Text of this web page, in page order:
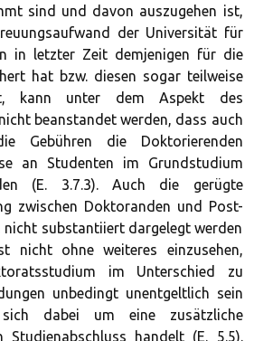
sind und davon auszugehen ist,
der Universität für
in letzter Zeit demjenigen für die
hat bzw. diesen sogar teilweise
kann unter dem Aspekt des
beanstandet werden, dass auch
Gebühren die Doktorierenden
an Studenten im Grundstudium
(E. 3.7.3). Auch die gerügte
zwischen Doktoranden und Post-
nicht substantiiert dargelegt werden
nicht ohne weiteres einzusehen,
im Unterschied zu
unbedingt unentgeltlich sein
dabei um eine zusätzliche
Studienabschluss handelt (E. 5.5).